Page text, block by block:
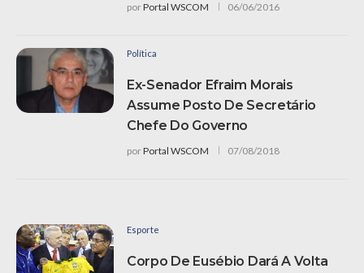
porPortal WSCOM 06/06/2016
Política
Ex-Senador Efraim Morais
Assume Posto De Secretário
Chefe Do Governo
porPortal WSCOM 07/08/2018
Esporte
Corpo De Eusébio Dará A Volta